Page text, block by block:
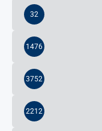
32
1476
3752
2212